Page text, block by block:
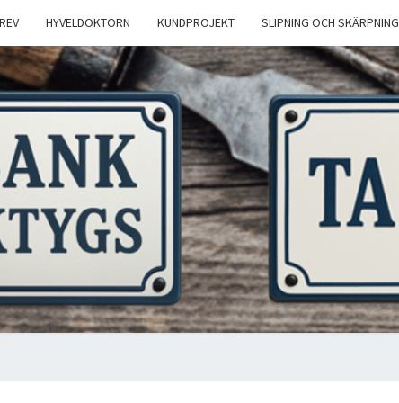
HYVELDOKTORN KUNDPROJEKT SLIPNING OCH SKÄRPNING